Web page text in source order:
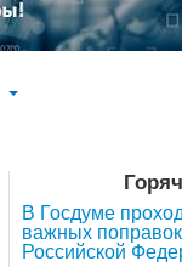
В Госдуме
важных
Российской